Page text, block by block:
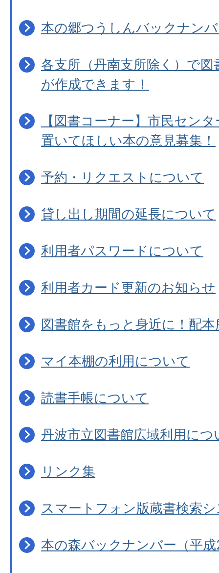
本の郷つうしんバックナン
各支所（丹南支所除く）で
が作成できます！
【図書コーナー】市民セン
置いてほしい本の意見募集！
予約・リクエストについて
貸し出し期間の延長について
利用者パスワードについて
利用者カード更新のお知らせ
図書館をもっと身近に！配
マイ本棚の利用について
読書手帳について
丹波市立図書館広域利用につ
リンク集
スマートフォン版蔵書検索
本の森バックナンバー（平